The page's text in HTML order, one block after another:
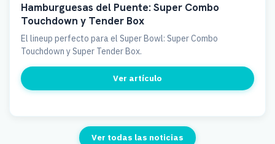
Hamburguesas del Puente: Super Combo
Touchdown y Tender Box
El lineup perfecto para el Super Bowl: Super Combo
Touchdown y Super Tender Box.
Ver artículo
Ver todas las noticias